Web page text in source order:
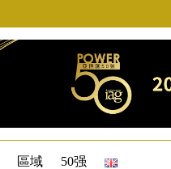
區域 50强